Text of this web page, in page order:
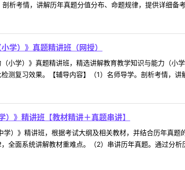
析考情，讲解历年真题分值分布、命题规律，提供详细备
学）》真题精讲班（网授）
小学）》真题精讲班，精选讲解教育教学知识与能力（小
测复习效果。【辅导内容】（1）名师导学。剖析考情，
》精讲班【教材精讲＋真题串讲】
）》精讲班，根据考试大纲及相关教材，并结合历年真
全面系统讲解教材重难点。（2）串讲历年真题。通过分